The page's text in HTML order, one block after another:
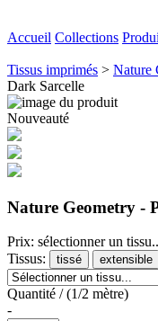
Accueil Collections
Tissus imprimés > Nature
Dark Sarcelle
Nouveauté
Nature Geometry -
Prix: sélectionner un
Tissus:
tissé extensible
Quantité / (1/2 mètre)
-